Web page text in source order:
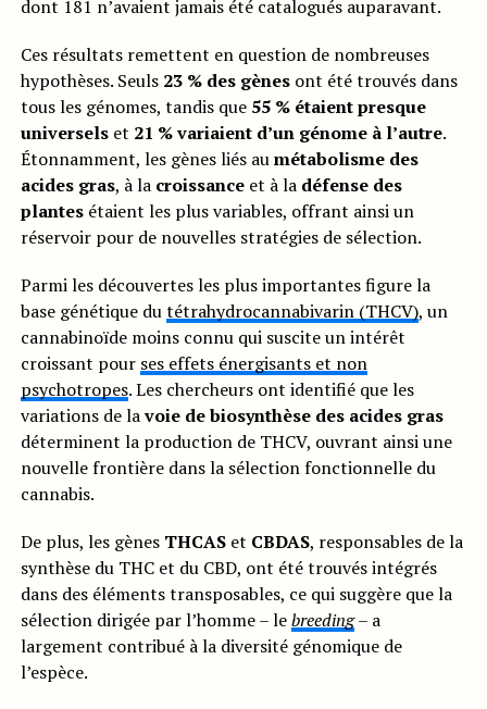
dont 181 n’avaient jamais été catalogués auparavant.
Ces résultats remettent en question de nombreuses
hypothèses. Seuls 23 % des gènesont été trouvés dans
tous les génomes, tandis que 55 % étaient presque
universelset 21 % variaient d’un génome à l’autre.
Étonnamment, les gènes liés aumétabolisme des
acides gras, à la croissanceet à la défense des
plantesétaient les plus variables, offrant ainsi un
réservoir pour de nouvelles stratégies de sélection.
Parmi les découvertes les plus importantes figure la
base génétique dutétrahydrocannabivarin (THCV), un
cannabinoïde moins connu qui suscite un intérêt
croissant pour ses effets énergisants et non
psychotropes. Les chercheurs ont identifié que les
variations de lavoie de biosynthèse des acides gras
déterminent la production de THCV, ouvrant ainsi une
nouvelle frontière dans la sélection fonctionnelle du
cannabis.
De plus, les gènes THCASet CBDAS, responsables de la
synthèse du THC et du CBD, ont été trouvés intégrés
dans des éléments transposables, ce qui suggère que la
sélection dirigée par l’homme – lebreeding– a
largement contribué à la diversité génomique de
l’espèce.